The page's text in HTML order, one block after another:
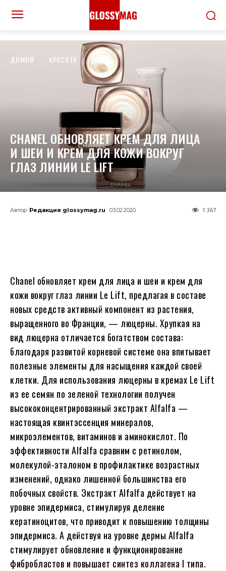
ДОМОЙ КРАСОТА УХОД
CHANEL ОБНОВЛЯЕТ КРЕМ ДЛЯ ЛИЦА
И ШЕИ И КРЕМ ДЛЯ КОЖИ ВОКРУГ
ГЛАЗ ЛИНИИ LE LIFT
Автор: Редакция glossymag.ru 03.02.2020 1 367
Chanel обновляет крем для лица и шеи и крем для
кожи вокруг глаз линии Le Lift, предлагая в составе
новых средств активный компонент из растения,
выращенного во Франции, — люцерны. Хрупкая на
вид люцерна отличается богатством состава:
благодаря развитой корневой системе она впитывает
полезные элементы для насыщения каждой своей
клетки. Для использования люцерны в кремах Le Lift
из ее семян по зеленой технологии получен
высококонцентрированный экстракт Alfalfa —
настоящая квинтэссенция минералов,
микроэлементов, витаминов и аминокислот. По
эффективности Alfalfa сравним с ретинолом,
молекулой-эталоном в профилактике возрастных
изменений, однако лишенной большинства его
побочных свойств. Экстракт Alfalfa действует на
уровне эпидермиса, стимулируя деление
кератиноцитов, что приводит к повышению толщины
эпидермиса. А действуя на уровне дермы Alfalfa
стимулирует обновление и функционирование
фибробластов и повышает синтез коллагена I типа.